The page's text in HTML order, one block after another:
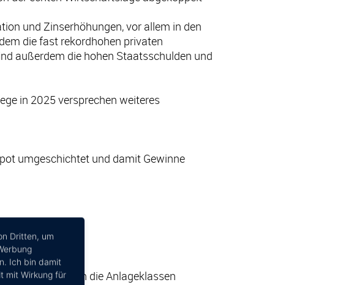
und Zinserhöhungen, vor allem in den
die fast rekordhohen privaten
außerdem die hohen Staatsschulden und
in 2025 versprechen weiteres
umgeschichtet und damit Gewinne
die flexibel in die Anlageklassen
Dritten, um
Ich bin damit
mit Wirkung für